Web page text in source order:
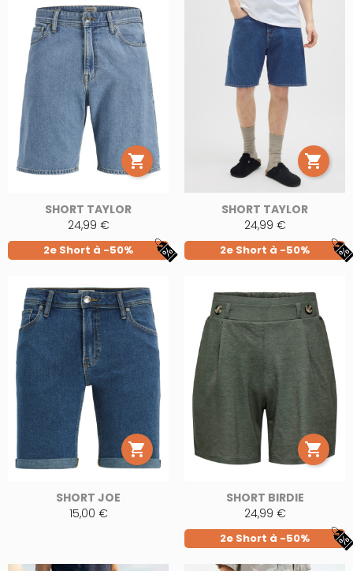

SHORT TAYLOR
24,99 €
2e Short à -50%

SHORT TAYLOR
24,99 €
2e Short à -50%

SHORT JOE
15,00 €

SHORT BIRDIE
24,99 €
2e Short à -50%